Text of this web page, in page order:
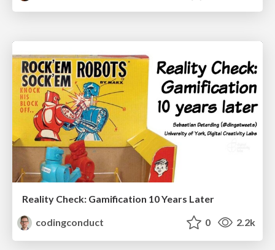
Reality Check: Gamification 10 Years Later
codingconduct
0 2.2k